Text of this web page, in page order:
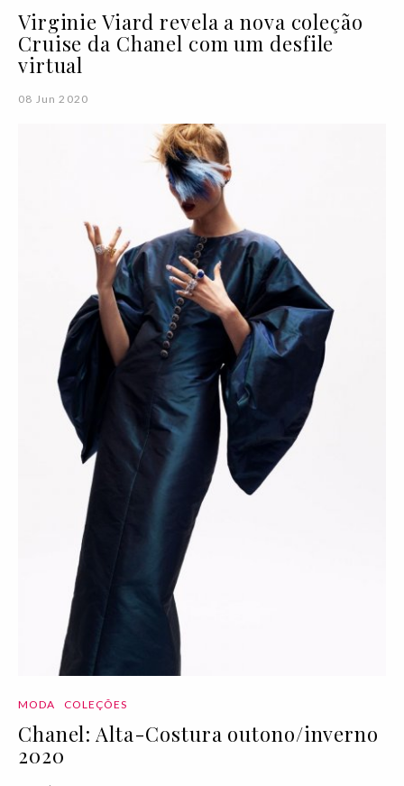
Virginie Viard revela a nova coleção
Cruise da Chanel com um desfile
virtual
08 Jun 2020
MODA COLEÇÕES
Chanel: Alta-Costura outono/inverno
2020